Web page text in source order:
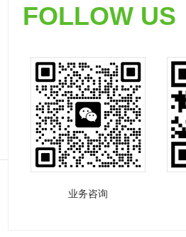
FOLLOW US
业务咨询